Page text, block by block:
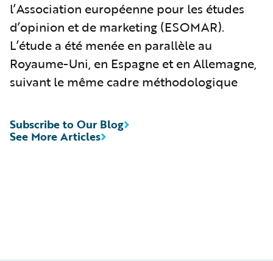
l’Association européenne pour les études
d’opinion et de marketing (ESOMAR).
L’étude a été menée en parallèle au
Royaume-Uni, en Espagne et en Allemagne,
suivant le même cadre méthodologique
See More Articles
Subscribe to Our Blog